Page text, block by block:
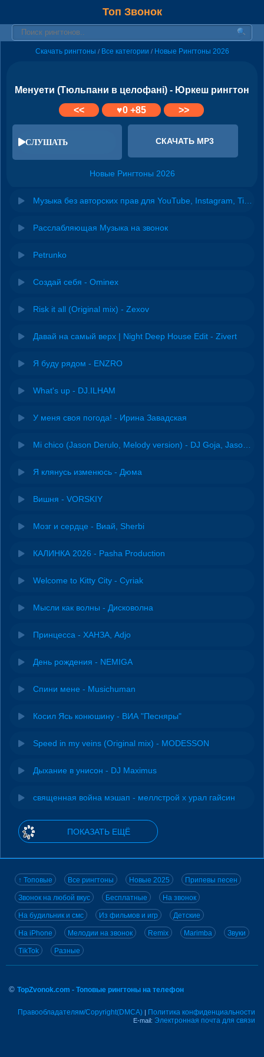
Топ Звонок
Скачать рингтоны / Все категории / Новые Рингтоны 2026
Менуети (Тюльпани в целофані) - Юркеш рингтон
<<
♥0 +85 >>
СЛУШАТЬ СКАЧАТЬ MP3
Новые Рингтоны 2026
Расслабляющая Музыка на звонок
Petrunko
Создай себя - Ominex
Risk it all (Original mix) - Zexov
Давай на самый верх | Night Deep House Edit - Zivert
Я буду рядом - ENZRO
What's up - DJ.ILHAM
У меня своя погода! - Ирина Завадская
Я клянусь изменюсь - Дюма
Вишня - VORSKIY
Мозг и сердце - Виай, Sherbi
КАЛИНКА 2026 - Pasha Production
Welcome to Kitty City - Cyriak
Мысли как волны - Дисковолна
Принцесса - ХАНЗА, Adjo
День рождения - NEMIGA
Спини мене - Musichuman
Косил Ясь конюшину - ВИА "Песняры"
Speed in my veins (Original mix) - MODESSON
Дыхание в унисон - DJ Maximus
священная война мэшап - меллстрой х урал гайсин
ПОКАЗАТЬ ЕЩЁ
↑ Топовые Все рингтоны Новые 2025 Припевы песен
Звонок на любой вкус Бесплатные На звонок
На будильник и смс Из фильмов и игр Детские
На iPhone Мелодии на звонок Remix Marimba Звуки
TikTok Разные
© TopZvonok.com - Топовые рингтоны на телефон
Правообладателям/Copyright(DMCA) | Политика конфиденциальности
E-mail: Электронная почта для связи